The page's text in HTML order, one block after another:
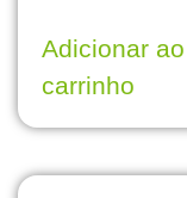
Adicionar ao
carrinho